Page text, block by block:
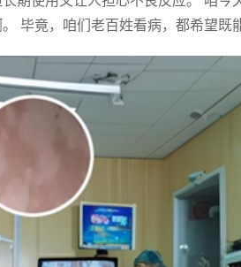
毕竟，咱们老百姓看病，都希望既